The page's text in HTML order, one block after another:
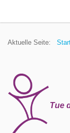
Aktuelle Seite:
Tue